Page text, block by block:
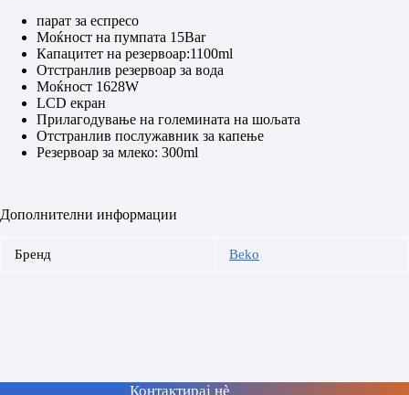
парат за еспресо
Моќност на пумпата 15Bar
Капацитет на резервоар:1100ml
Отстранлив резервоар за вода
Моќност 1628W
LCD екран
Прилагодување на големината на шољата
Отстранлив послужавник за капење
Резервоар за млеко: 300ml
Дополнителни информации
Бренд Beko
Контактирај нè